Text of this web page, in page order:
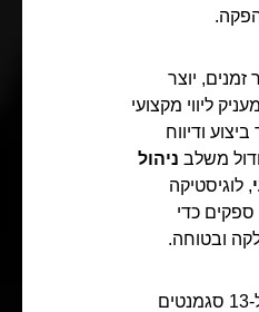
זמנים, יוצר
ליווי מקצועי
ודיווח
משלב ניהול
, לוגיסטיקה
ספקים כדי
ובטוחה.
המדריך מחולק ל-13 סגמנטים